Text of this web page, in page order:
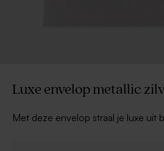
Luxe envelop metallic
Met deze envelop straal je luxe uit